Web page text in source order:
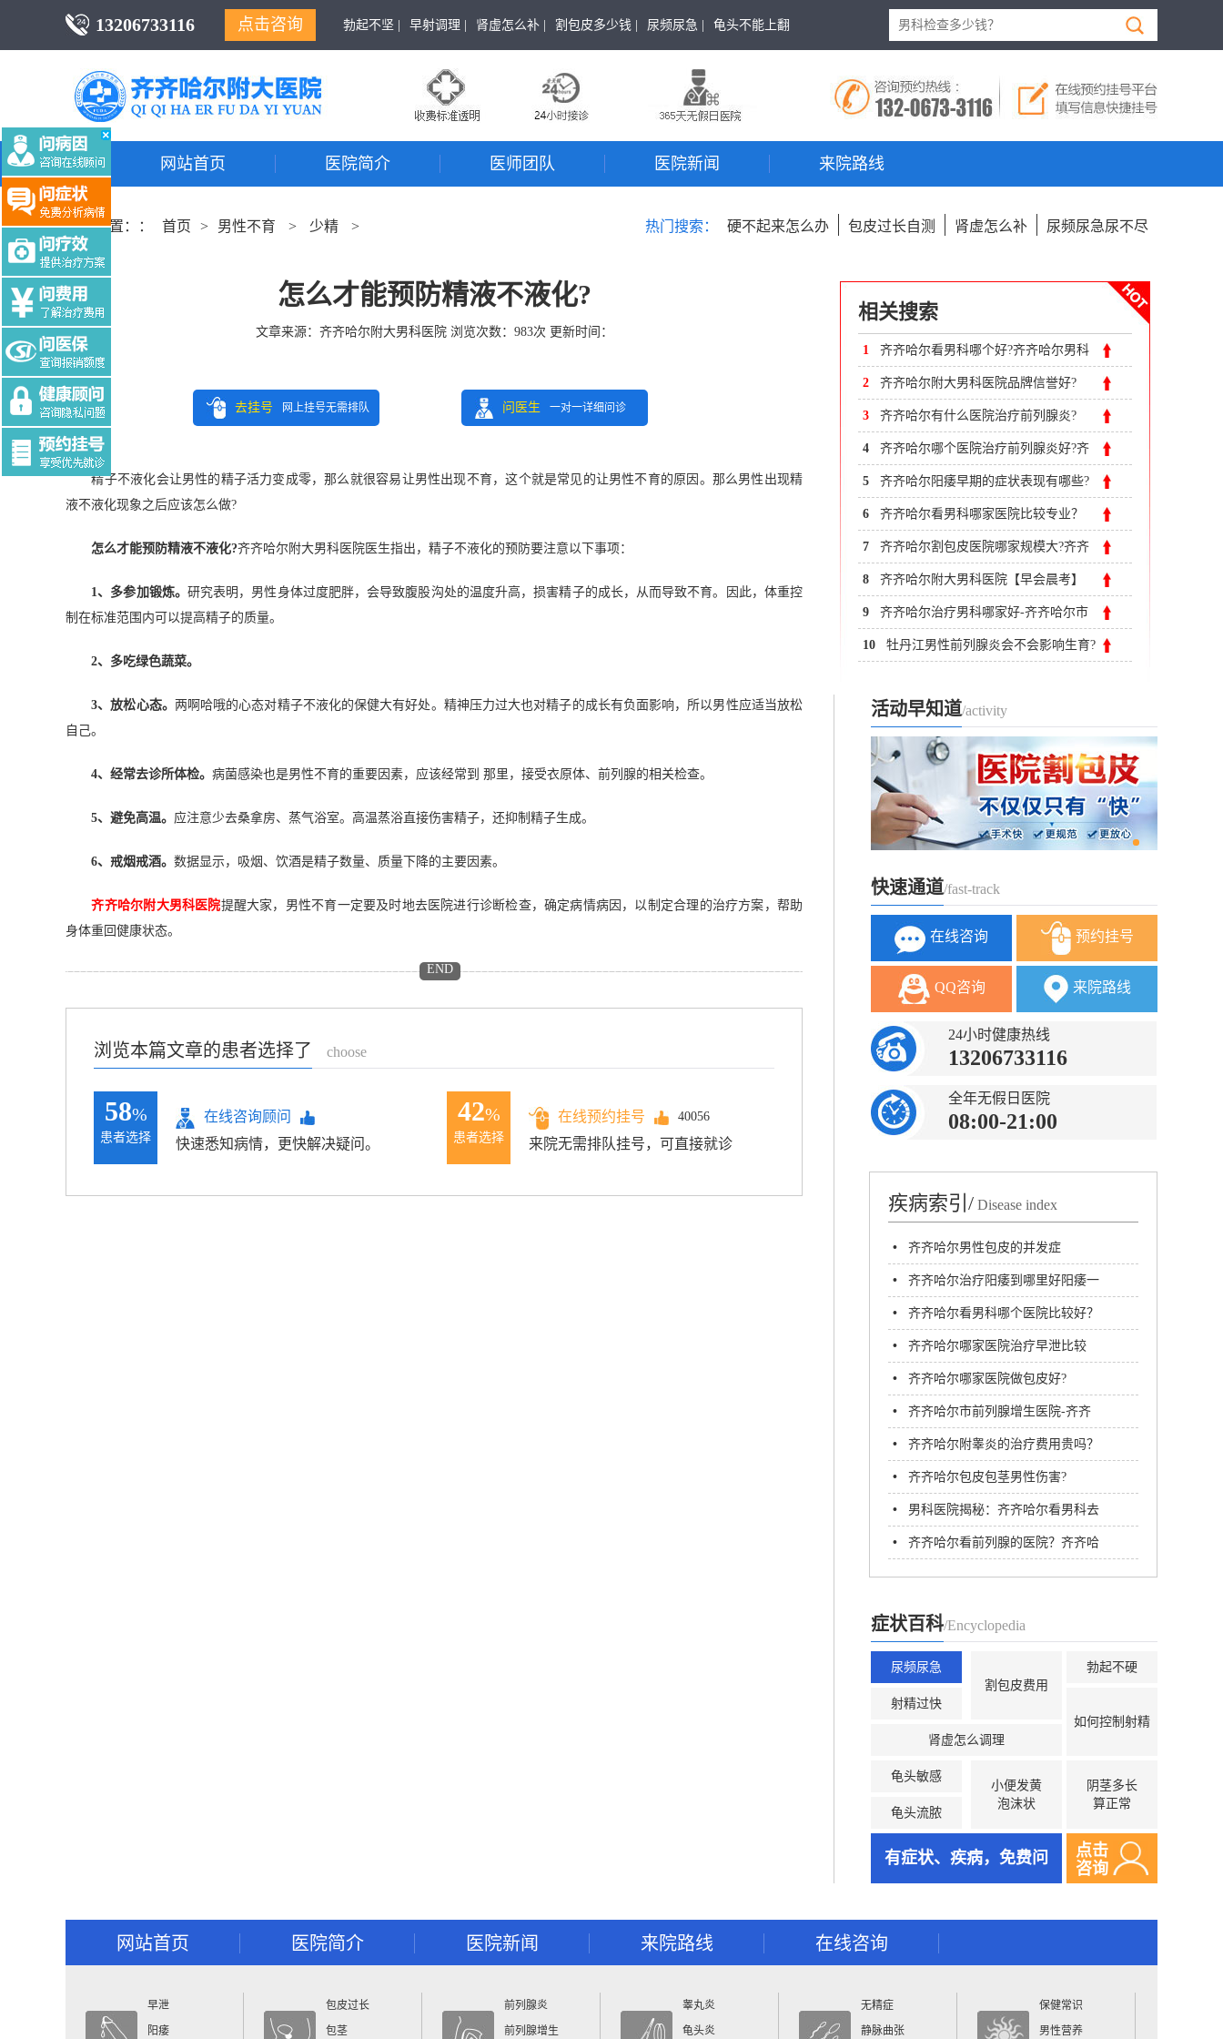
13206733116 点击咨询 勃起不坚 | 早射调理 | 肾虚怎么补 | 割包皮多少钱 | 尿频尿急 | 龟头不能上翻
网站首页 医院简介 医师团队 医院新闻 来院路线
当前位置：： 首页 > 男性不育 > 少精 > 热门搜索： 硬不起来怎么办 包皮过长自测 肾虚怎么补 尿频尿急尿不尽
怎么才能预防精液不液化?
文章来源： 齐齐哈尔附大男科医院浏览次数： 983次 更新时间：
去挂号 网上挂号无需排队 问医生 一对一详细问诊
Tag:$tag
精子不液化会让男性的精子活力变成零，那么就很容易让男性出现不育，这个就是常见的让男性不育的原因。那么男性出现精
液不液化现象之后应该怎么做?
怎么才能预防精液不液化?齐齐哈尔附大男科医院医生指出，精子不液化的预防要注意以下事项：
1、多参加锻炼。 研究表明，男性身体过度肥胖，会导致腹股沟处的温度升高，损害精子的成长，从而导致不育。因此，体重控
制在标准范围内可以提高精子的质量。
2、多吃绿色蔬菜。
3、放松心态。 两啊哈哦的心态对精子不液化的保健大有好处。精神压力过大也对精子的成长有负面影响，所以男性应适当放松
自己。
4、经常去诊所体检。 病菌感染也是男性不育的重要因素，应该经常到 那里，接受衣原体、前列腺的相关检查。
5、避免高温。 应注意少去桑拿房、蒸气浴室。高温蒸浴直接伤害精子，还抑制精子生成。
6、戒烟戒酒。 数据显示，吸烟、饮酒是精子数量、质量下降的主要因素。
齐齐哈尔附大男科医院提醒大家，男性不育一定要及时地去医院进行诊断检查，确定病情病因，以制定合理的治疗方案，帮助
身体重回健康状态。
END
浏览本篇文章的患者选择了 choose
58%
患者选择
在线咨询顾问
快速悉知病情，更快解决疑问。
42%
患者选择
在线预约挂号 40056
来院无需排队挂号，可直接就诊
相关搜索
1 齐齐哈尔看男科哪个好?齐齐哈尔男科
医院
2 齐齐哈尔附大男科医院品牌信誉好?
3 齐齐哈尔有什么医院治疗前列腺炎?
4 齐齐哈尔哪个医院治疗前列腺炎好?齐
齐哈尔附大男科医院
5 齐齐哈尔阳痿早期的症状表现有哪些?
6 齐齐哈尔看男科哪家医院比较专业？
齐市附大医院看男科怎么样
7 齐齐哈尔割包皮医院哪家规模大?齐齐
哈尔附大男科医院
8 齐齐哈尔附大男科医院【早会晨考】
护理抢救知识考试
9 齐齐哈尔治疗男科哪家好-齐齐哈尔市
看男科哪个好
10 牡丹江男性前列腺炎会不会影响生育?
活动早知道/activity
快速通道/fast-track
在线咨询 预约挂号
QQ咨询 来院路线
24小时健康热线
13206733116
全年无假日医院
08:00-21:00
疾病索引/ Disease index
• 齐齐哈尔男性包皮的并发症
• 齐齐哈尔治疗阳痿到哪里好阳痿一
般需要多久才能治好?
• 齐齐哈尔看男科哪个医院比较好？
齐齐哈尔男科医院哪里好
• 齐齐哈尔哪家医院治疗早泄比较
好?怎么会早泄呢?
• 齐齐哈尔哪家医院做包皮好?
• 齐齐哈尔市前列腺增生医院-齐齐
哈尔附大男科医院
• 齐齐哈尔附睾炎的治疗费用贵吗？
• 齐齐哈尔包皮包茎男性伤害?
• 男科医院揭秘：齐齐哈尔看男科去
哪家医院-齐齐哈尔附大男科医院
• 齐齐哈尔看前列腺的医院？齐齐哈
尔附大男科医院
症状百科/Encyclopedia
尿频尿急
割包皮费用
射精过快
肾虚怎么调理
龟头敏感
小便发黄
泡沫状
龟头流脓
勃起不硬
如何控制射精
阴茎多长
算正常
有症状、疾病，免费问
点击
咨询
网站首页 医院简介 医院新闻 来院路线 在线咨询
早泄
阳痿
包皮过长
包茎
前列腺炎
前列腺增生
睾丸炎
龟头炎
无精症
静脉曲张
保健常识
男性营养